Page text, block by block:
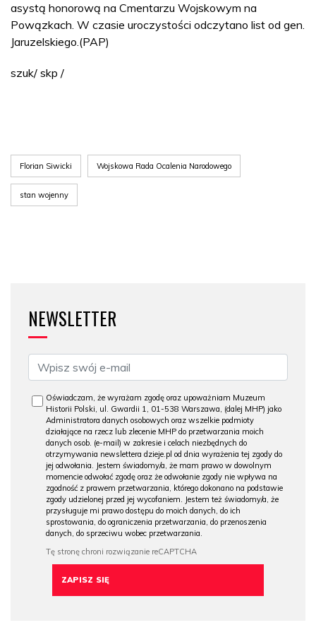
asystą honorową na Cmentarzu Wojskowym na
Powązkach. W czasie uroczystości odczytano list od gen.
Jaruzelskiego.(PAP)
szuk/ skp /
Florian Siwicki Wojskowa Rada Ocalenia Narodowego
stan wojenny
NEWSLETTER
Oświadczam, że wyrażam zgodę oraz upoważniam Muzeum
Historii Polski, ul. Gwardii 1, 01-538 Warszawa, (dalej MHP) jako
Administratora danych osobowych oraz wszelkie podmioty
działające na rzecz lub zlecenie MHP do przetwarzania moich
danych osob. (e-mail) w zakresie i celach niezbędnych do
otrzymywania newslettera dzieje.pl od dnia wyrażenia tej zgody do
jej odwołania. Jestem świadomy/a, że mam prawo w dowolnym
momencie odwołać zgodę oraz że odwołanie zgody nie wpływa na
zgodność z prawem przetwarzania, którego dokonano na podstawie
zgody udzielonej przed jej wycofaniem. Jestem też świadomy/a, że
przysługuje mi prawo dostępu do moich danych, do ich
sprostowania, do ograniczenia przetwarzania, do przenoszenia
danych, do sprzeciwu wobec przetwarzania.